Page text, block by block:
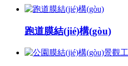
跑道膜結(jié)構(gòu)